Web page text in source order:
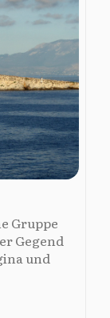
Gruppe
Gegend
und